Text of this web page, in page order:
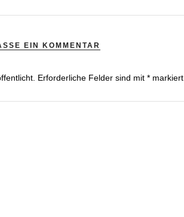
EIN KOMMENTAR
Erforderliche Felder sind mit *markiert